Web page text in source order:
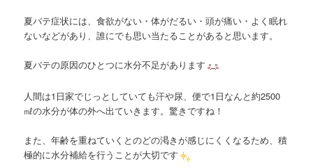
夏バテ症状には、食欲がない・体がだるい・頭が痛い・よく眠れ
ないなどがあり、誰にでも思い当たることがあると思います。
夏バテの原因のひとつに水分不足があります
人間は1日家でじっとしていても汗や尿、便で1日なんと約2500
㎖の水分が体の外へ出ていきます。驚きですね！
また、年齢を重ねていくとのどの渇きが感じにくくなるため、積
極的に水分補給を行うことが大切です